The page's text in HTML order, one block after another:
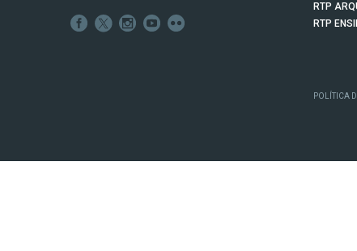
RTP
RTP
POLÍTICA